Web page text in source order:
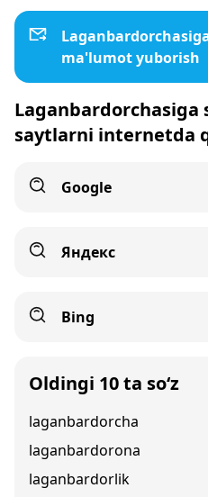
ma'lumot yuborish
Laganbardorchasiga
saytlarni internetda
Google
Яндекс
Bing
Oldingi 10 ta so‘z
laganbardorcha
laganbardorona
laganbardorlik